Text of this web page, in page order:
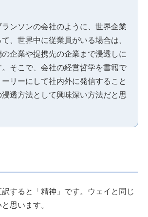
ランソンの会社のように、世界企業
、世界中に従業員がいる場合は、
企業や提携先の企業まで浸透しに
。そこで、会社の経営哲学を書籍で
ーリーにして社内外に発信すること
透方法として興味深い方法だと思
すると「精神」です。ウェイと同じ
思います。